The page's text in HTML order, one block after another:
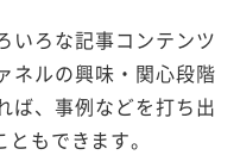
いろな記事コンテンツ
ネルの興味・関心段階
ば、事例などを打ち出
もできます。